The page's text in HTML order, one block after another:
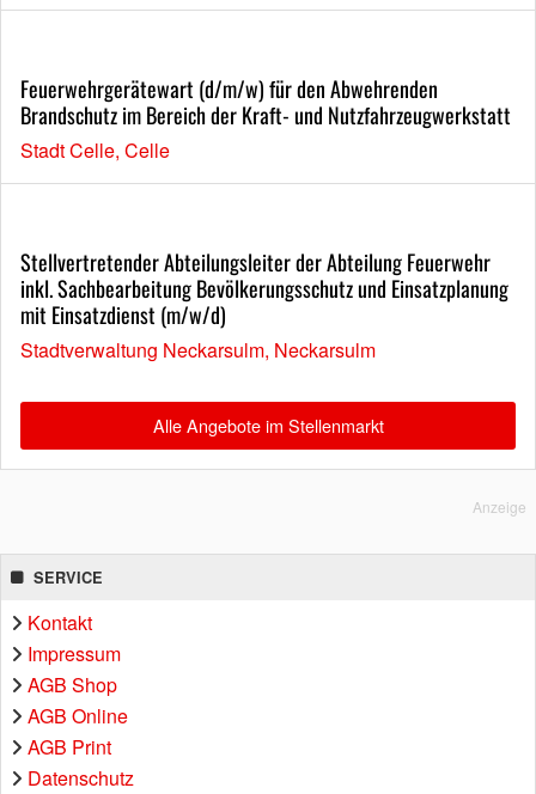
Feuerwehrgerätewart (d/m/w) für den Abwehrenden
Brandschutz im Bereich der Kraft- und Nutzfahrzeugwerkstatt
Stadt Celle, Celle
Stellvertretender Abteilungsleiter der Abteilung Feuerwehr
inkl. Sachbearbeitung Bevölkerungsschutz und Einsatzplanung
mit Einsatzdienst (m/w/d)
Stadtverwaltung Neckarsulm, Neckarsulm
Alle Angebote im Stellenmarkt
Anzeige
SERVICE
Kontakt
Impressum
AGB Shop
AGB Online
AGB Print
Datenschutz